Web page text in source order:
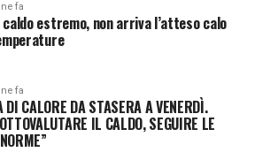
fa
estremo, non arriva l’atteso calo
fa
DI CALORE DA STASERA A VENERDÌ.
IL CALDO, SEGUIRE LE